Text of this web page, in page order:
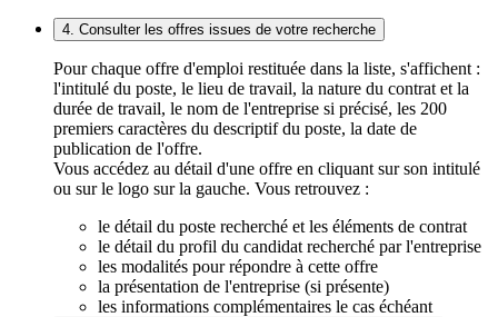
4. Consulter les offres issues de votre recherche
Pour chaque offre d'emploi restituée dans la liste, s'affichent :
l'intitulé du poste, le lieu de travail, la nature du contrat et la
durée de travail, le nom de l'entreprise si précisé, les 200
premiers caractères du descriptif du poste, la date de
publication de l'offre.
Vous accédez au détail d'une offre en cliquant sur son intitulé
ou sur le logo sur la gauche. Vous retrouvez :
le détail du poste recherché et les éléments de contrat
le détail du profil du candidat recherché par l'entreprise
les modalités pour répondre à cette offre
la présentation de l'entreprise (si présente)
les informations complémentaires le cas échéant